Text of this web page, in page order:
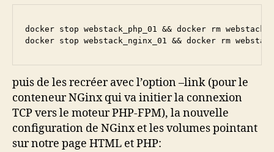
docker stop webstack_php_01 && docker rm
docker stop webstack_nginx_01 && docker rm
puis de les recréer avec l’option –link (pour le
conteneur NGinx qui va initier la connexion
TCP vers le moteur PHP-FPM), la nouvelle
configuration de NGinx et les volumes pointant
sur notre page HTML et PHP: